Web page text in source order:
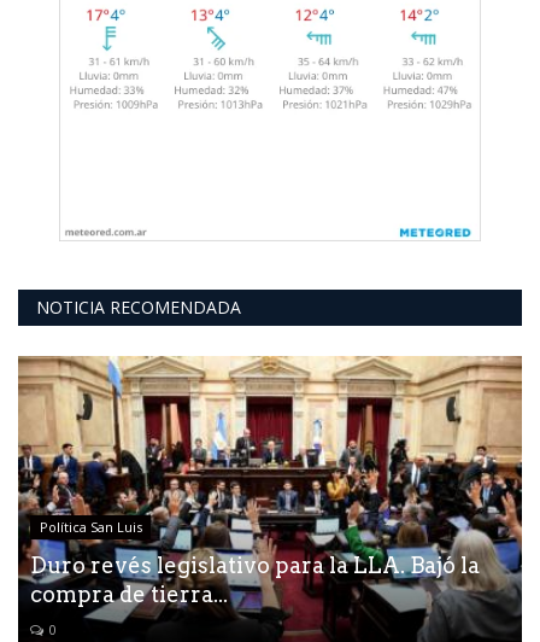
NOTICIA RECOMENDADA
Política San Luis
Duro revés legislativo para la LLA. Bajó la
compra de tierra...
0